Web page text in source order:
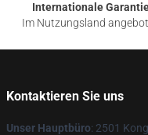
Internationale
Im Nutzungsland
Kontaktieren Sie uns
Unser Hauptbüro: 2501